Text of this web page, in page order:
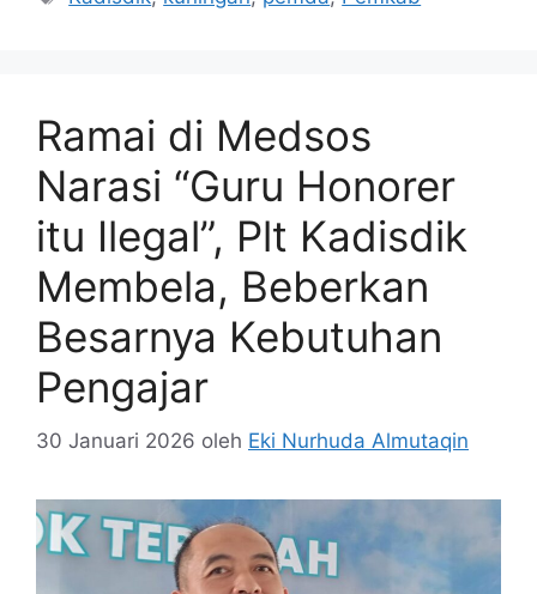
Ramai di Medsos
Narasi “Guru Honorer
itu Ilegal”, Plt Kadisdik
Membela, Beberkan
Besarnya Kebutuhan
Pengajar
30 Januari 2026 oleh Eki Nurhuda Almutaqin